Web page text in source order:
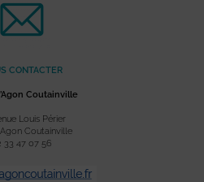
CONTACTER
Coutainville
Louis Périer
Coutainville
33 47 07 56